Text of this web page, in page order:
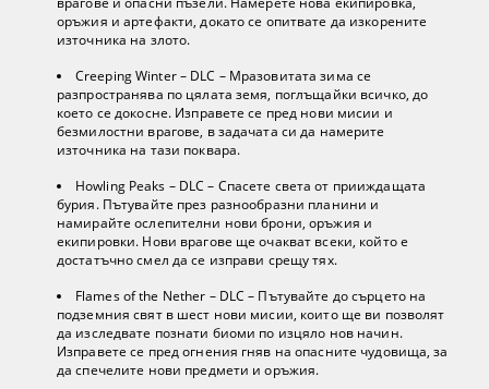
оръжия и артефакти, докато се опитвате да изкорените
източника на злото.
Creeping Winter – DLC – Мразовитата зима се
разпространява по цялата земя, поглъщайки всичко, до
което се докосне. Изправете се пред нови мисии и
безмилостни врагове, в задачата си да намерите
източника на тази поквара.
Howling Peaks – DLC – Спасете света от прииждащата
бурия. Пътувайте през разнообразни планини и
намирайте ослепителни нови брони, оръжия и
екипировки. Нови врагове ще очакват всеки, който е
достатъчно смел да се изправи срещу тях.
Flames of the Nether – DLC – Пътувайте до сърцето на
подземния свят в шест нови мисии, които ще ви позволят
да изследвате познати биоми по изцяло нов начин.
Изправете се пред огнения гняв на опасните чудовища, за
да спечелите нови предмети и оръжия.